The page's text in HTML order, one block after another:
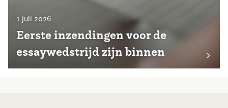
1 juli 2026
Eerste inzendingen voor de
essaywedstrijd zijn binnen